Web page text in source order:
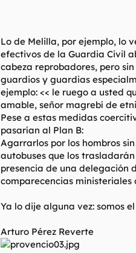
Lo de Melilla, por ejemplo, lo
efectivos de la Guardia Civil
cabeza reprobadores, pero
guardios y guardias
ejemplo: << le ruego a usted
amable, señor magrebí de
Pese a estas medidas
pasarían al Plan B:
Agarrarlos por los hombros
autobuses que los
presencia de una delegación
comparecencias ministeriales
Ya lo dije alguna vez: somos
Arturo Pérez Reverte